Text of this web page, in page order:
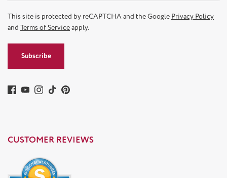
This site is protected by reCAPTCHA and the Google Privacy Policy
and Terms of Serviceapply.
Subscribe
CUSTOMER REVIEWS